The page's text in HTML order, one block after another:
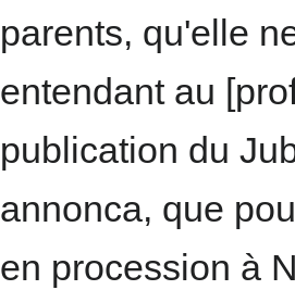
parents, qu'elle
entendant au
publication du
annonca, que
en procession à